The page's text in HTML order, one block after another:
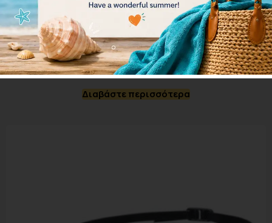
ARENA COBRA CORE SWIPE MIRROR 003251-710
67.00€ 60.30€
Διαβάστε περισσότερα